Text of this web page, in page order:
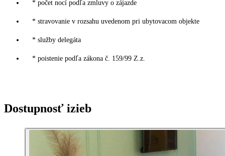
* počet nocí podľa zmluvy o zájazde
* stravovanie v rozsahu uvedenom pri ubytovacom objekte
* služby delegáta
* poistenie podľa zákona č. 159/99 Z.z.
Dostupnosť izieb